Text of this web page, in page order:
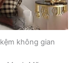
không gian